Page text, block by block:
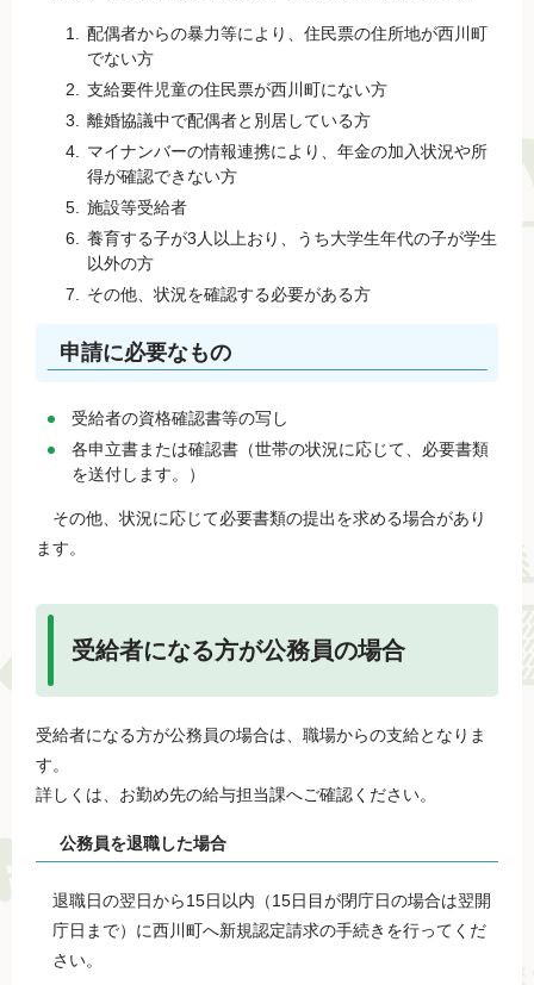
配偶者からの暴力等により、住民票の住所地が西川町
でない方
支給要件児童の住民票が西川町にない方
離婚協議中で配偶者と別居している方
マイナンバーの情報連携により、年金の加入状況や所
得が確認できない方
施設等受給者
養育する子が3人以上おり、うち大学生年代の子が学生
以外の方
その他、状況を確認する必要がある方
申請に必要なもの
受給者の資格確認書等の写し
各申立書または確認書（世帯の状況に応じて、必要書類
を送付します。）
その他、状況に応じて必要書類の提出を求める場合があり
ます。
受給者になる方が公務員の場合
受給者になる方が公務員の場合は、職場からの支給となりま
す。
詳しくは、お勤め先の給与担当課へご確認ください。
公務員を退職した場合
退職日の翌日から15日以内（15日目が閉庁日の場合は翌開
庁日まで）に西川町へ新規認定請求の手続きを行ってくだ
さい。